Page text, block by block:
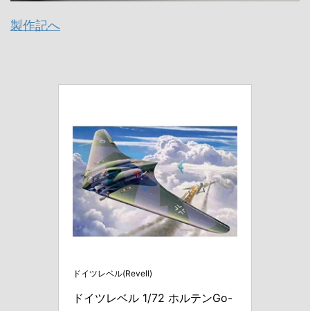
製作記へ
ドイツレベル(Revell)
ドイツレベル 1/72 ホルテンGo-